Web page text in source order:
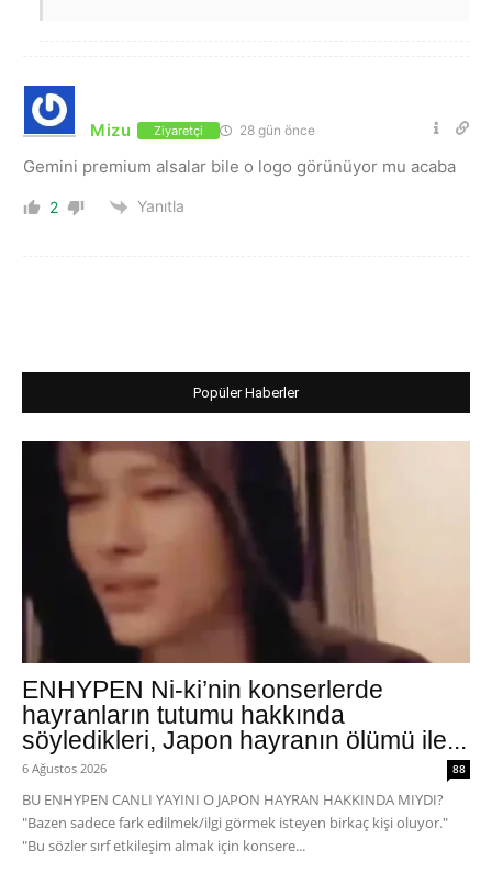
Mizu Ziyaretçi 28 gün önce
Gemini premium alsalar bile o logo görünüyor mu acaba
2 Yanıtla
Popüler Haberler
ENHYPEN Ni-ki’nin konserlerde
hayranların tutumu hakkında
söyledikleri, Japon hayranın ölümü ile...
6 Ağustos 2026 88
BU ENHYPEN CANLI YAYINI O JAPON HAYRAN HAKKINDA MIYDI?
"Bazen sadece fark edilmek/ilgi görmek isteyen birkaç kişi oluyor."
"Bu sözler sırf etkileşim almak için konsere...